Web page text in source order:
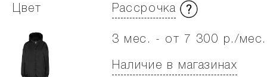
Цвет Рассрочка
3 мес. - от 7 300 р./мес.
Наличие в магазинах